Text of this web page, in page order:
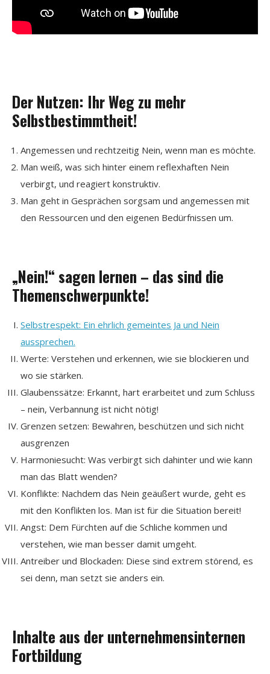
Der Nutzen: Ihr Weg zu mehr
Selbstbestimmtheit!
Angemessen und rechtzeitig Nein, wenn man es möchte.
Man weiß, was sich hinter einem reflexhaften Nein
verbirgt, und reagiert konstruktiv.
Man geht in Gesprächen sorgsam und angemessen mit
den Ressourcen und den eigenen Bedürfnissen um.
„Nein!“ sagen lernen – das sind die
Themenschwerpunkte!
Selbstrespekt: Ein ehrlich gemeintes Ja und Nein
aussprechen.
Werte: Verstehen und erkennen, wie sie blockieren und
wo sie stärken.
Glaubenssätze: Erkannt, hart erarbeitet und zum Schluss
– nein, Verbannung ist nicht nötig!
Grenzen setzen: Bewahren, beschützen und sich nicht
ausgrenzen
Harmoniesucht: Was verbirgt sich dahinter und wie kann
man das Blatt wenden?
Konflikte: Nachdem das Nein geäußert wurde, geht es
mit den Konflikten los. Man ist für die Situation bereit!
Angst: Dem Fürchten auf die Schliche kommen und
verstehen, wie man besser damit umgeht.
Antreiber und Blockaden: Diese sind extrem störend, es
sei denn, man setzt sie anders ein.
Inhalte aus der unternehmensinternen
Fortbildung